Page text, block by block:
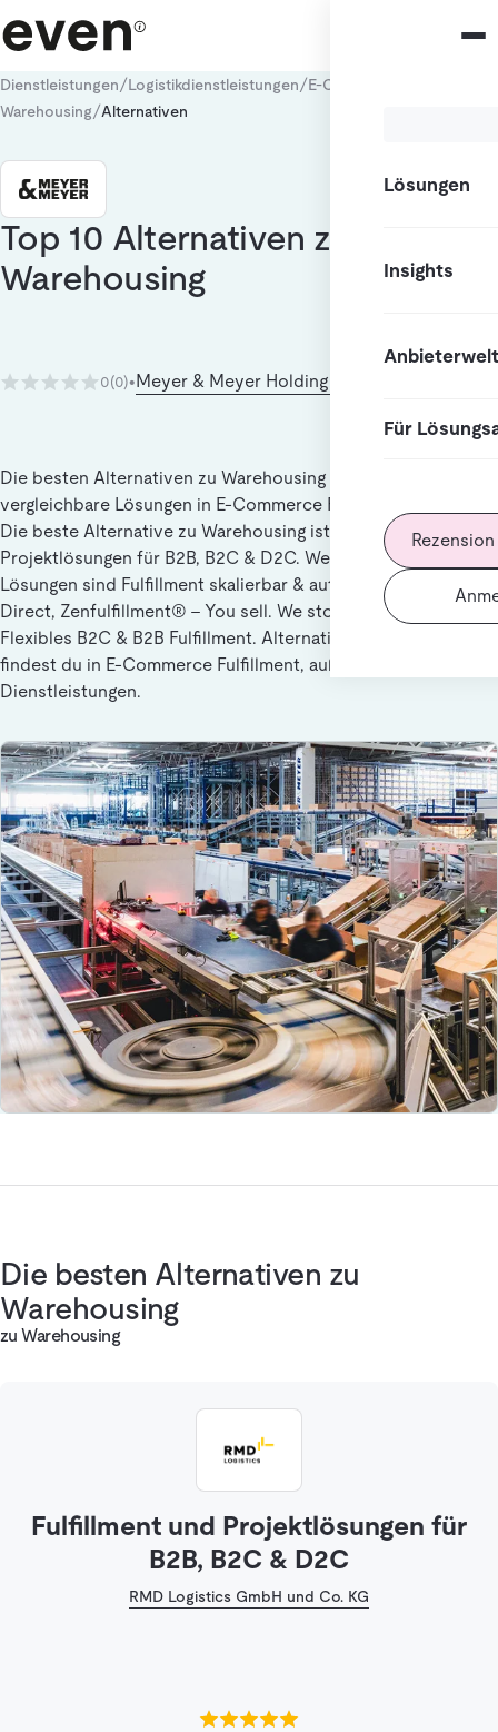
Lösungen
Insights
Anbieterwelt
Für
Dienstleistungen/Logistikdienstleistungen/E-Commerce Fulfillment
Warehousing/Alternativen
Top 10 Alternativen zu
Warehousing
0(0)•Meyer & Meyer Holding SE & Co. KG
Die besten Alternativen zu Warehousing für Nutzer, die
vergleichbare Lösungen in E-Commerce Fulfillment suchen.
Die beste Alternative zu Warehousing ist Fulfillment und
Projektlösungen für B2B, B2C & D2C. Weitere ähnliche
Lösungen sind Fulfillment skalierbar & automatisiert mit MS
Direct, Zenfulfillment® – You sell. We store, pack and ship.,
Flexibles B2C & B2B Fulfillment. Alternativen zu Warehousing
findest du in E-Commerce Fulfillment, außerdem in
Dienstleistungen.
Die besten Alternativen zu
Warehousing
zu Warehousing
Fulfillment und Projektlösungen für
B2B, B2C & D2C
RMD Logistics GmbH und Co. KG